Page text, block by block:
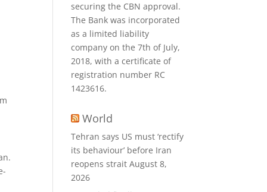
securing the CBN approval.
The Bank was incorporated
as a limited liability
company on the 7th of July,
2018, with a certificate of
registration number RC
1423616.
World
Tehran says US must ‘rectify
its behaviour’ before Iran
reopens strait August 8,
2026